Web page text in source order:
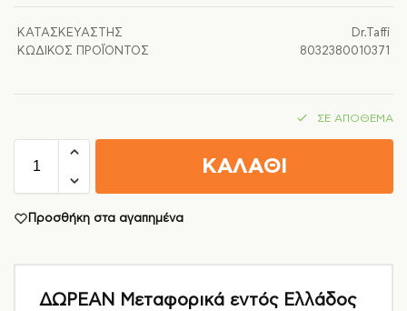
ΚΑΤΑΣΚΕΥΑΣΤΉΣ
Dr.Taffi
ΚΩΔΙΚΌΣ ΠΡΟΪΌΝΤΟΣ
8032380010371
ΣΕ ΑΠΌΘΕΜΑ
ΚΑΛΑΘΙ
Προσθήκη στα αγαπημένα
ΔΩΡΕΑΝ Μεταφορικά εντός Ελλάδος